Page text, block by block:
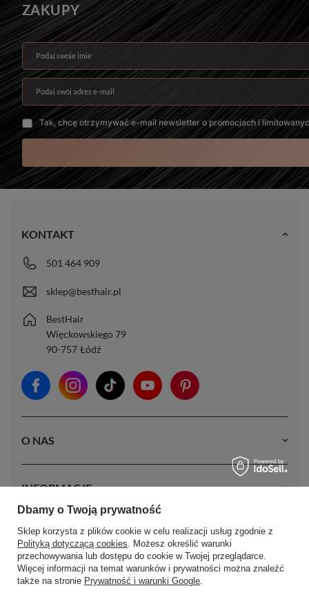
ZAKUPY
Podaj swoje imię
Podaj swój adres e-mail
Tak, chcę otrzymywać e-mail newsletter o promocjach i
O NAS
INFORMACJE
MOJE KONTO
KONTAKT
501 464 909
sklep@besthair.pl
BestHair
Więckowskiego 79
90-757 Łódź
Dbamy o Twoją prywatność
Sklep korzysta z plików cookie w celu realizacji usług zgodnie z
Polityką dotyczącą cookies. Możesz określić warunki
przechowywania lub dostępu do cookie w Twojej przeglądarce.
Więcej informacji na temat warunków i prywatności można znaleźć
także na stronie Prywatność i warunki Google.